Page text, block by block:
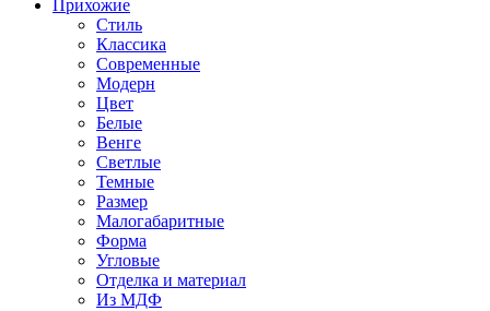
Прихожие
Стиль
Классика
Современные
Модерн
Цвет
Белые
Венге
Светлые
Темные
Размер
Малогабаритные
Форма
Угловые
Отделка и материал
Из МДФ